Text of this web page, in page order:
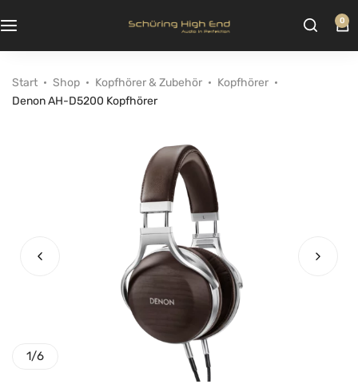
0
Start Shop Kopfhörer & Zubehör
Kopfhörer
Denon AH-D5200 Kopfhörer
1/6